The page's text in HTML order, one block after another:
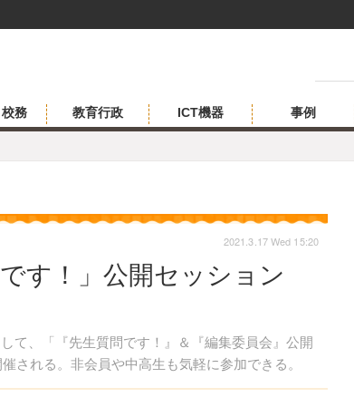
務 教育行政 ICT機器 事例
す！」公開セッション
て、「『先生質問です！』＆『編集委員会』公開
される。非会員や中高生も気軽に参加できる。
2021.3.17 Wed 15:20